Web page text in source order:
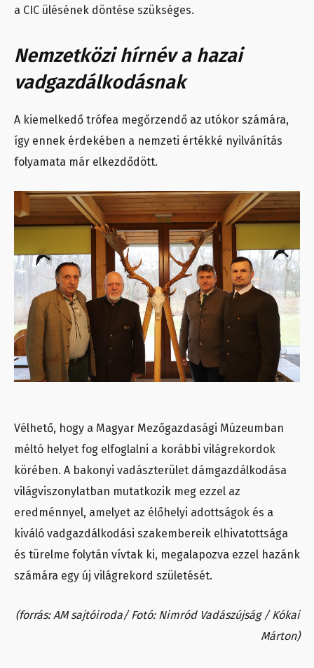
a CIC ülésének döntése szükséges.
Nemzetközi hírnév a hazai
vadgazdálkodásnak
A kiemelkedő trófea megőrzendő az utókor számára,
így ennek érdekében a nemzeti értékké nyilvánítás
folyamata már elkezdődött.
Vélhető, hogy a Magyar Mezőgazdasági Múzeumban
méltó helyet fog elfoglalni a korábbi világrekordok
körében. A bakonyi vadászterület dámgazdálkodása
világviszonylatban mutatkozik meg ezzel az
eredménnyel, amelyet az élőhelyi adottságok és a
kiváló vadgazdálkodási szakembereik elhivatottsága
és türelme folytán vívtak ki, megalapozva ezzel hazánk
számára egy új világrekord születését.
(forrás: AM sajtóiroda/ Fotó: Nimród Vadászújság / Kókai
Márton)